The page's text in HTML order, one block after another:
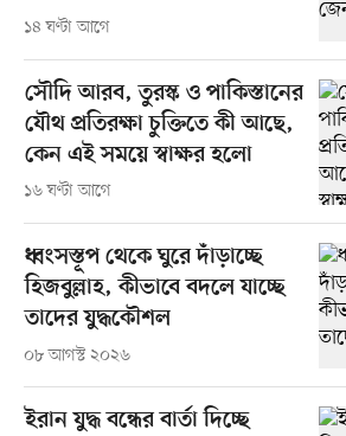
১৪ ঘণ্টা আগে
সৌদি আরব, তুরস্ক ও পাকিস্তানের
যৌথ প্রতিরক্ষা চুক্তিতে কী আছে,
কেন এই সময়ে স্বাক্ষর হলো
১৬ ঘণ্টা আগে
ধ্বংসস্তূপ থেকে ঘুরে দাঁড়াচ্ছে
হিজবুল্লাহ, কীভাবে বদলে যাচ্ছে
তাদের যুদ্ধকৌশল
০৮ আগস্ট ২০২৬
ইরান যুদ্ধ বন্ধের বার্তা দিচ্ছে